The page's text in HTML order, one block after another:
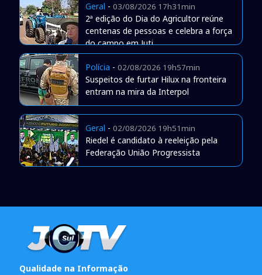
Geral - 03/08/2026 17h31min
2ª edição do Dia do Agricultor reúne
centenas de pessoas e celebra a força
do campo em Juti
Polícia - 02/08/2026 19h57min
Suspeitos de furtar Hilux na fronteira
entram na mira da Interpol
Geral - 02/08/2026 19h51min
Riedel é candidato à reeleição pela
Federação União Progressista
Qualidade na Informação